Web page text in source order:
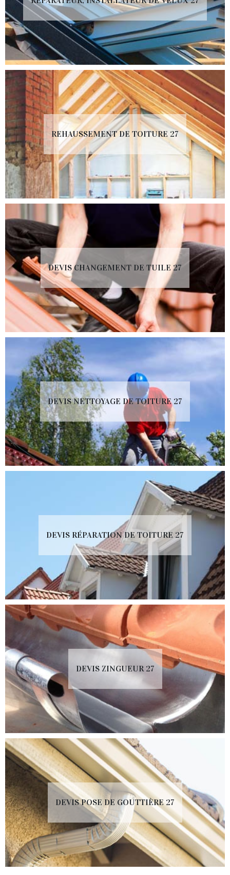
REHAUSSEMENT DE TOITURE 27
DEVIS CHANGEMENT DE TUILE 27
DEVIS NETTOYAGE DE TOITURE 27
DEVIS RÉPARATION DE TOITURE 27
DEVIS ZINGUEUR 27
DEVIS POSE DE GOUTTIÈRE 27